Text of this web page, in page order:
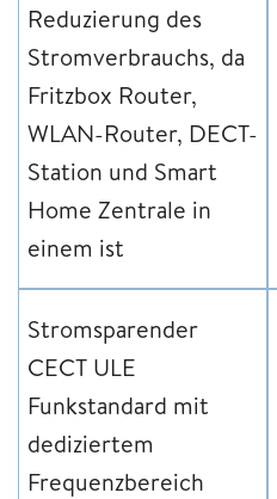
Reduzierung des
Stromverbrauchs, da
Fritzbox Router,
WLAN-Router, DECT-
Station und Smart
Home Zentrale in
einem ist
Stromsparender
CECT ULE
Funkstandard mit
dediziertem
Frequenzbereich